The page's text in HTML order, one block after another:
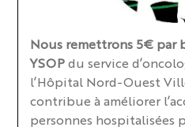
Nous remettrons 5€ par
YSOP du service
l’Hôpital Nord-Ouest
contribue à améliorer
personnes hospitalisées